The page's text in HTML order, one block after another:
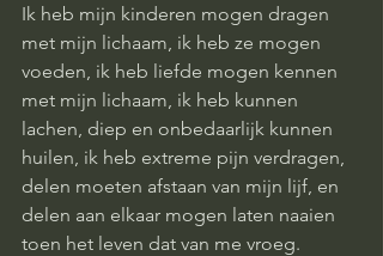
Ik heb mijn kinderen mogen dragen
met mijn lichaam, ik heb ze mogen
voeden, ik heb liefde mogen kennen
met mijn lichaam, ik heb kunnen
lachen, diep en onbedaarlijk kunnen
huilen, ik heb extreme pijn verdragen,
delen moeten afstaan van mijn lijf, en
delen aan elkaar mogen laten naaien
toen het leven dat van me vroeg.